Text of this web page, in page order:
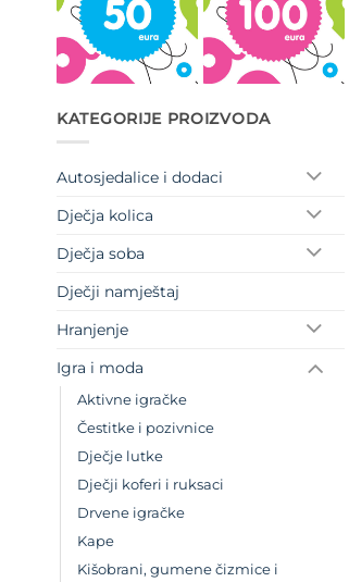
KATEGORIJE PROIZVODA
Autosjedalice i dodaci
Dječja kolica
Dječja soba
Dječji namještaj
Hranjenje
Igra i moda
Aktivne igračke
Čestitke i pozivnice
Dječje lutke
Dječji koferi i ruksaci
Drvene igračke
Kape
Kišobrani, gumene čizmice i